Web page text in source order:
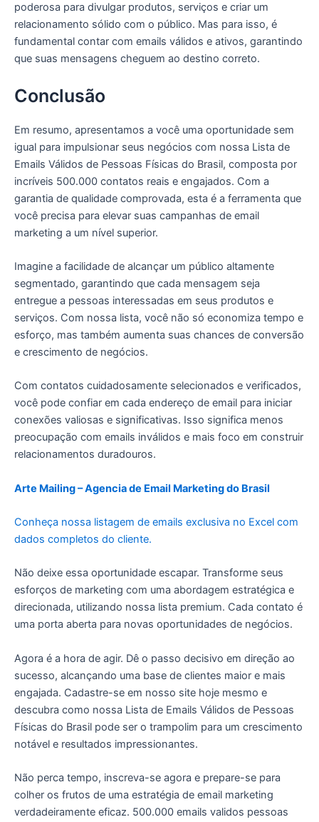
poderosa para divulgar produtos, serviços e criar um
relacionamento sólido com o público. Mas para isso, é
fundamental contar com emails válidos e ativos, garantindo
que suas mensagens cheguem ao destino correto.
Conclusão
Em resumo, apresentamos a você uma oportunidade sem
igual para impulsionar seus negócios com nossa Lista de
Emails Válidos de Pessoas Físicas do Brasil, composta por
incríveis 500.000 contatos reais e engajados. Com a
garantia de qualidade comprovada, esta é a ferramenta que
você precisa para elevar suas campanhas de email
marketing a um nível superior.
Imagine a facilidade de alcançar um público altamente
segmentado, garantindo que cada mensagem seja
entregue a pessoas interessadas em seus produtos e
serviços. Com nossa lista, você não só economiza tempo e
esforço, mas também aumenta suas chances de conversão
e crescimento de negócios.
Com contatos cuidadosamente selecionados e verificados,
você pode confiar em cada endereço de email para iniciar
conexões valiosas e significativas. Isso significa menos
preocupação com emails inválidos e mais foco em construir
relacionamentos duradouros.
Arte Mailing – Agencia de Email Marketing do Brasil
Conheça nossa listagem de emails exclusiva no Excel com
dados completos do cliente.
Não deixe essa oportunidade escapar. Transforme seus
esforços de marketing com uma abordagem estratégica e
direcionada, utilizando nossa lista premium. Cada contato é
uma porta aberta para novas oportunidades de negócios.
Agora é a hora de agir. Dê o passo decisivo em direção ao
sucesso, alcançando uma base de clientes maior e mais
engajada. Cadastre-se em nosso site hoje mesmo e
descubra como nossa Lista de Emails Válidos de Pessoas
Físicas do Brasil pode ser o trampolim para um crescimento
notável e resultados impressionantes.
Não perca tempo, inscreva-se agora e prepare-se para
colher os frutos de uma estratégia de email marketing
verdadeiramente eficaz. 500.000 emails validos pessoas